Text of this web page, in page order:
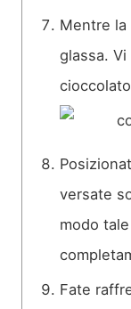
Mentre
glassa.
versate
modo
Fate